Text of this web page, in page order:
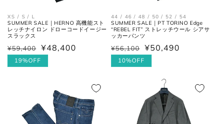
XS / S / L
SUMMER SALE｜HERNO 高機能スト
レッチナイロン ドローコードイージー
スラックス
通
常
¥59,400
セ
ー
¥48,400
19%OFF
44 / 46 / 48 / 50 / 52 / 54
SUMMER SALE｜PT TORINO Edge
“REBEL FIT” ストレッチウール シアサ
ッカーパンツ
通
常
¥56,100
セ
ー
¥50,490
10%OFF